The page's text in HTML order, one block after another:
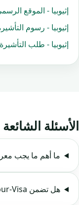
إثيوبيا - الموقع
إثيوبيا - رسوم
إثيوبيا - طلب التأشيرة
الأسئلة الشائعة
ما أهم ما يجب
هل تضمن Africa-Tour-Visa الموافقة أو الدخول؟